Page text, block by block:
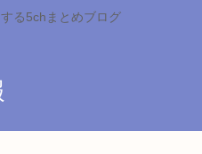
る5chまとめブログ